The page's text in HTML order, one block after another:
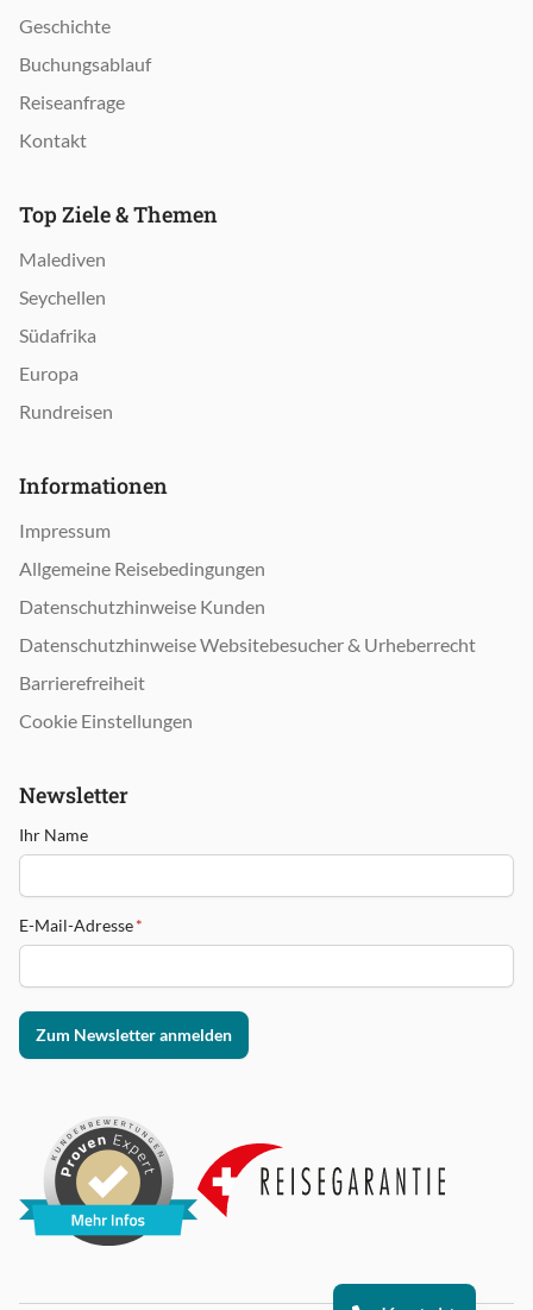
Geschichte
Buchungsablauf
Reiseanfrage
Kontakt
Top Ziele & Themen
Malediven
Seychellen
Südafrika
Europa
Rundreisen
Informationen
Impressum
Allgemeine Reisebedingungen
Datenschutzhinweise Kunden
Datenschutzhinweise Websitebesucher & Urheberrecht
Barrierefreiheit
Cookie Einstellungen
Newsletter
Ihr Name
E-Mail-Adresse*
Zum Newsletter anmelden